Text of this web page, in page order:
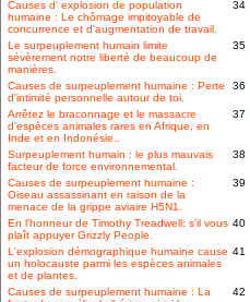
Causes d' explosion de population
humaine : Le chômage impitoyable de
concurrence et d'augmentation de travail.
34
Le surpeuplement humain limite
sévèrement notre liberté de beaucoup de
manières.
35
Causes de surpeuplement humaine : Perte
d'intimité personnelle autour de toi.
36
Arrêtez le braconnage et le massacre
d'espèces animales rares en Afrique, en
Inde et en Indonésie..
37
Surpeuplement humain : le plus mauvais
facteur de force environnemental.
38
Causes de surpeuplement humaine :
Oiseau assassinant en raison de la
menace de la grippe aviaire H5N1.
39
En l'honneur de Timothy Treadwell: s'il vous
plaît appuyer Grizzly People.
40
L'explosion démographique humaine cause
un holocauste parmi les espèces animales
et de plantes.
41
Causes de surpeuplement humaine : La
42